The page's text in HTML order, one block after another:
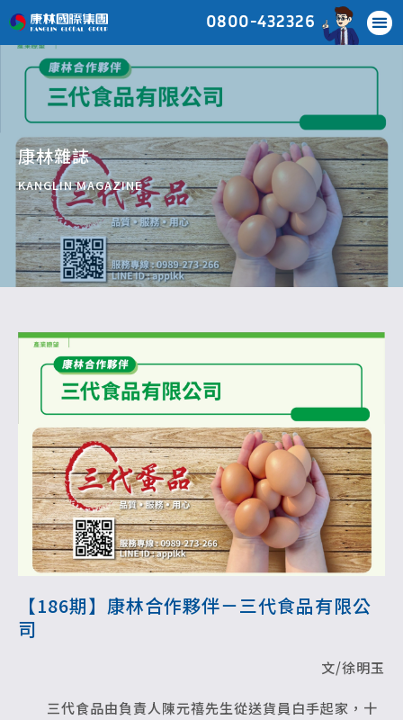
0800-432326
康林雜誌
KANGLIN MAGAZINE
【186期】康林合作夥伴－三代食品有限公
司
文/徐明玉
三代食品由負責人陳元禧先生從送貨員白手起家，十